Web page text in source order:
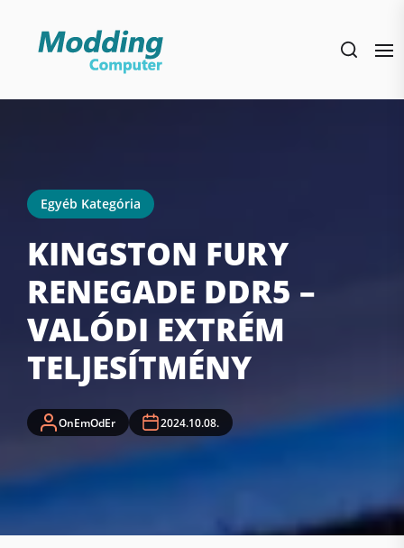
Egyéb Kategória
KINGSTON FURY
RENEGADE DDR5 –
VALÓDI EXTRÉM
TELJESÍTMÉNY
OnEmOdEr 2024.10.08.